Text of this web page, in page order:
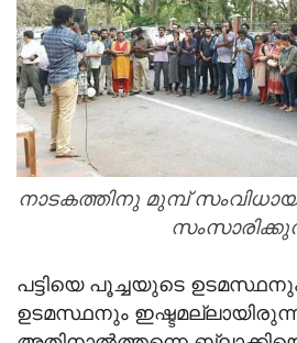
നാടകത്തിനു മുമ്പ്
പട്ടിയെ പൂച്ചയുടെ
ഉടമസ്ഥനും